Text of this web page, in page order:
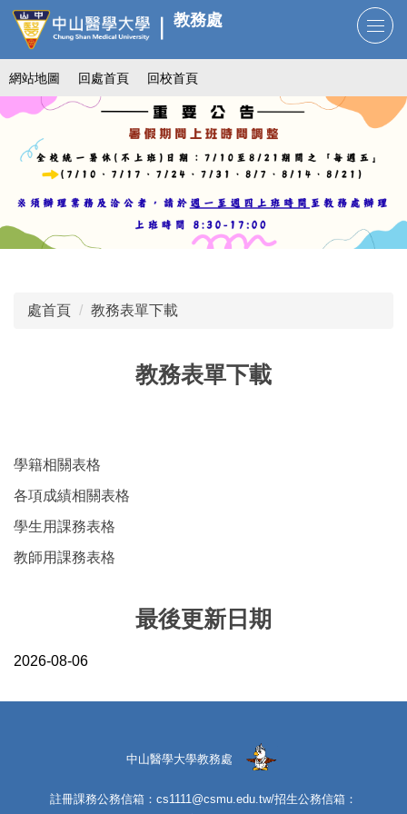
跳
到
主
要
內
容
教務處
網站地圖 回處首頁 回校首頁
處首頁 教務表單下載
教務表單下載
學籍相關表格
各項成績相關表格
學生用課務表格
教師用課務表格
最後更新日期
2026-08-06
中山醫學大學教務處
註冊課務公務信箱：cs1111@csmu.edu.tw/招生公務信箱：